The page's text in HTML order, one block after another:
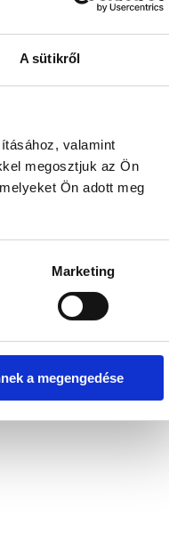
A sütikről
valamint
megosztjuk az Ön
Ön adott meg
Marketing
a megengedése
for more information)